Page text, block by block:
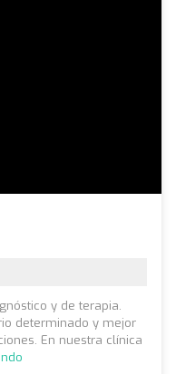
y de terapia.
determinado y mejor
En nuestra clínica